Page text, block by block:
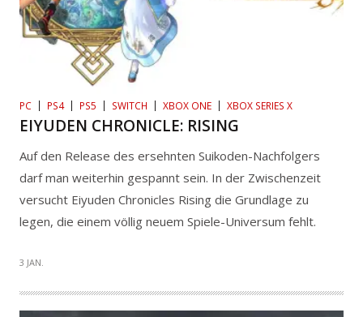
PC PS4 PS5 SWITCH XBOX ONE XBOX SERIES X
EIYUDEN CHRONICLE: RISING
Auf den Release des ersehnten Suikoden-Nachfolgers
darf man weiterhin gespannt sein. In der Zwischenzeit
versucht Eiyuden Chronicles Rising die Grundlage zu
legen, die einem völlig neuem Spiele-Universum fehlt.
3 JAN.